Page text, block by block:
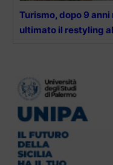
Turismo, dopo 9
ultimato il restyling